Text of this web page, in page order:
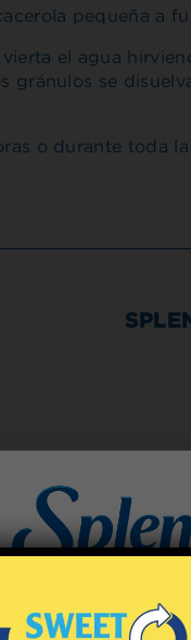
pequeña a
el agua
gránulos se
o durante toda